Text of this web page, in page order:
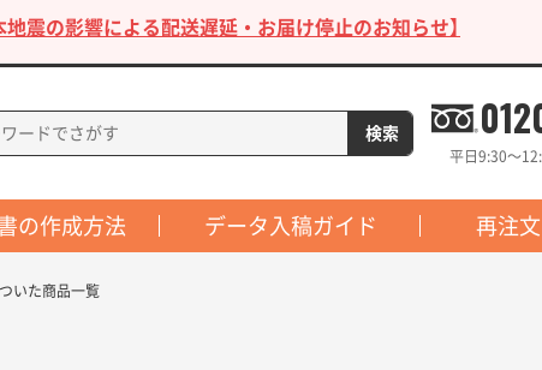
地震の影響による配送遅延・お届け停止のお知らせ】
平日9:30〜
の作成方法 データ入稿ガイド 再注
いた商品一覧